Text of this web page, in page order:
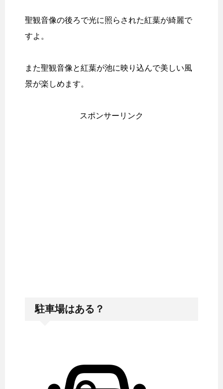
聖観音像の後ろで光に照らされた紅葉が綺麗で
すよ。
また聖観音像と紅葉が池に映り込んで美しい風
景が楽しめます。
スポンサーリンク
駐車場はある？